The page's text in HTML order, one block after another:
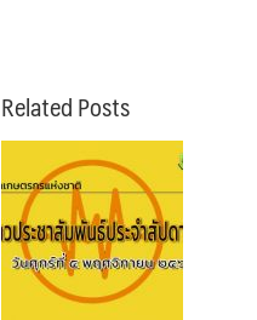
Related Posts